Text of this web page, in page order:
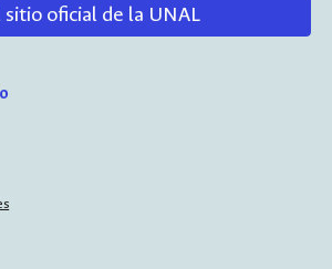
sitio oficial de la UNAL